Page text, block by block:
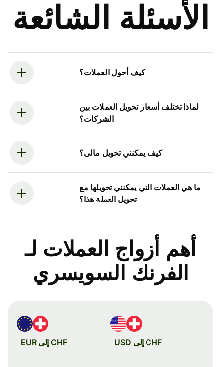
الأسئلة الشائعة
كيف أحول العملات؟
لماذا تختلف أسعار تحويل العملات بين
الشركات؟
كيف يمكنني تحويل مالى؟
ما هي العملات التي يمكنني تحويلها مع
تحويل العملة هذا؟
أهم أزواج العملات لـ
الفرنك السويسري
CHF إلى USD CHF إلى EUR